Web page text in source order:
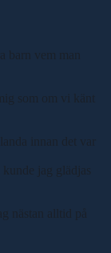
vem man
som om vi känt
innan det var
jag glädjas
nästan alltid på